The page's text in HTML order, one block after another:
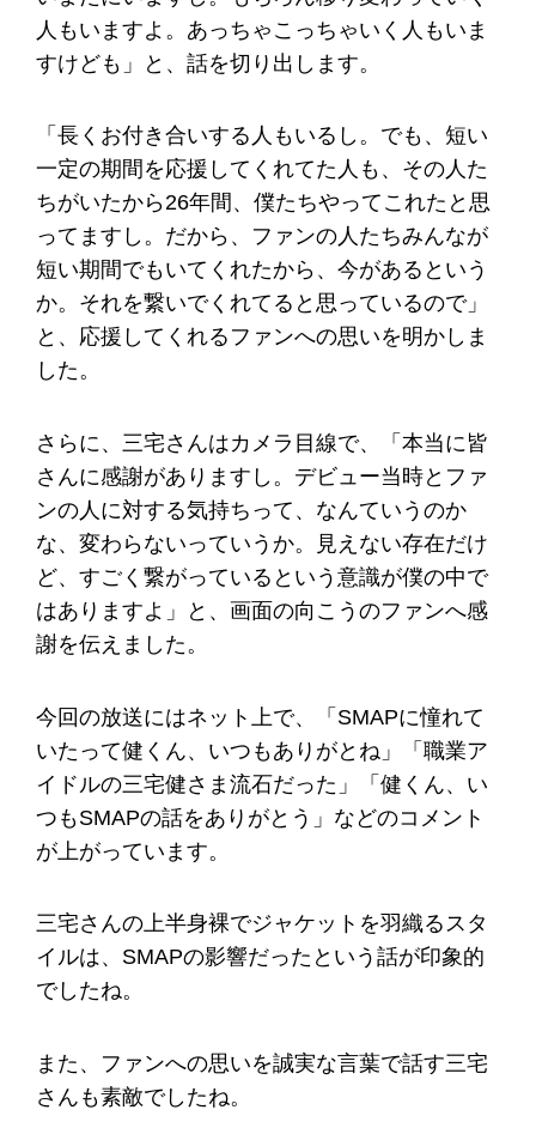
人もいますよ。あっちゃこっちゃいく人もいま
すけども」と、話を切り出します。
「長くお付き合いする人もいるし。でも、短い
一定の期間を応援してくれてた人も、その人た
ちがいたから26年間、僕たちやってこれたと思
ってますし。だから、ファンの人たちみんなが
短い期間でもいてくれたから、今があるという
か。それを繋いでくれてると思っているので」
と、応援してくれるファンへの思いを明かしま
した。
さらに、三宅さんはカメラ目線で、「本当に皆
さんに感謝がありますし。デビュー当時とファ
ンの人に対する気持ちって、なんていうのか
な、変わらないっていうか。見えない存在だけ
ど、すごく繋がっているという意識が僕の中で
はありますよ」と、画面の向こうのファンへ感
謝を伝えました。
今回の放送にはネット上で、「SMAPに憧れて
いたって健くん、いつもありがとね」「職業ア
イドルの三宅健さま流石だった」「健くん、い
つもSMAPの話をありがとう」などのコメント
が上がっています。
三宅さんの上半身裸でジャケットを羽織るスタ
イルは、SMAPの影響だったという話が印象的
でしたね。
また、ファンへの思いを誠実な言葉で話す三宅
さんも素敵でしたね。